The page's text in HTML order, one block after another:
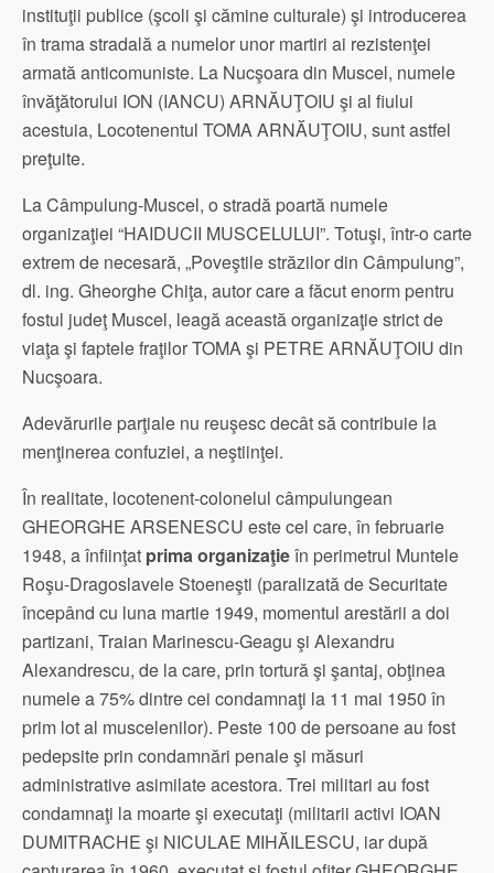
instituţii publice (şcoli şi cămine culturale) şi introducerea
în trama stradală a numelor unor martiri ai rezistenţei
armată anticomuniste. La Nucşoara din Muscel, numele
învăţătorului ION (IANCU) ARNĂUŢOIU şi al fiului
acestuia, Locotenentul TOMA ARNĂUŢOIU, sunt astfel
preţuite.
La Câmpulung-Muscel, o stradă poartă numele
organizaţiei “HAIDUCII MUSCELULUI”. Totuşi, într-o carte
extrem de necesară, „Poveştile străzilor din Câmpulung”,
dl. ing. Gheorghe Chiţa, autor care a făcut enorm pentru
fostul judeţ Muscel, leagă această organizaţie strict de
viaţa şi faptele fraţilor TOMA şi PETRE ARNĂUŢOIU din
Nucşoara.
Adevărurile parţiale nu reuşesc decât să contribuie la
menţinerea confuziei, a neştiinţei.
În realitate, locotenent-colonelul câmpulungean
GHEORGHE ARSENESCU este cel care, în februarie
1948, a înfiinţat prima organizaţieîn perimetrul Muntele
Roşu-Dragoslavele Stoeneşti (paralizată de Securitate
începând cu luna martie 1949, momentul arestării a doi
partizani, Traian Marinescu-Geagu şi Alexandru
Alexandrescu, de la care, prin tortură şi şantaj, obţinea
numele a 75% dintre cei condamnaţi la 11 mai 1950 în
prim lot al muscelenilor). Peste 100 de persoane au fost
pedepsite prin condamnări penale şi măsuri
administrative asimilate acestora. Trei militari au fost
condamnaţi la moarte şi executaţi (militarii activi IOAN
DUMITRACHE şi NICULAE MIHĂILESCU, iar după